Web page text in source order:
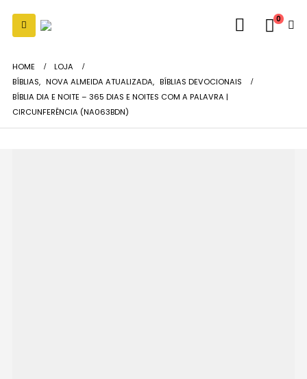
0
HOME
LOJA
BÍBLIAS, NOVA ALMEIDA ATUALIZADA, BÍBLIAS DEVOCIONAIS
BÍBLIA DIA E NOITE – 365 DIAS E NOITES COM A PALAVRA |
CIRCUNFERÊNCIA (NA063BDN)